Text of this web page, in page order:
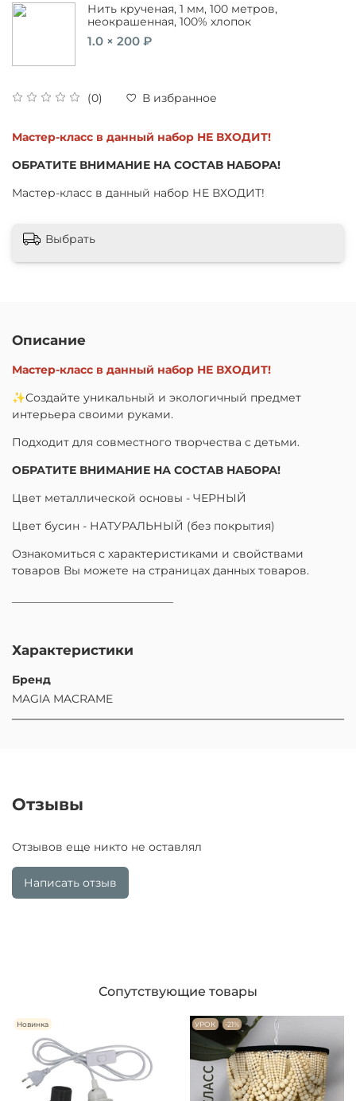
(0) В избранное
Нить крученая, 1 мм, 100 метров,
неокрашенная, 100% хлопок
1.0 × 200 ₽
Мастер-класс в данный набор НЕ ВХОДИТ!
ОБРАТИТЕ ВНИМАНИЕ НА СОСТАВ НАБОРА!
Мастер-класс в данный набор НЕ ВХОДИТ!
Выбрать
Описание
Мастер-класс в данный набор НЕ ВХОДИТ!
✨Создайте уникальный и экологичный предмет
интерьера своими руками.
Подходит для совместного творчества с детьми.
ОБРАТИТЕ ВНИМАНИЕ НА СОСТАВ НАБОРА!
Цвет металлической основы - ЧЕРНЫЙ
Цвет бусин - НАТУРАЛЬНЫЙ (без покрытия)
Ознакомиться с характеристиками и свойствами
товаров Вы можете на страницах данных товаров.
Характеристики
Бренд
MAGIA MACRAME
Отзывы
Отзывов еще никто не оставлял
Написать отзыв
Сопутствующие товары
Новинка УРОК -21%